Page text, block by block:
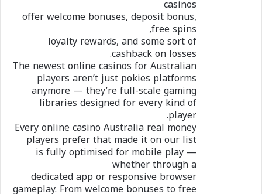
casinos
offer welcome bonuses, deposit bonus,
free spins,
loyalty rewards, and some sort of
cashback on losses.
The newest online casinos for Australian
players aren’t just pokies platforms
anymore — they’re full-scale gaming
libraries designed for every kind of
player.
Every online casino Australia real money
players prefer that made it on our list
is fully optimised for mobile play —
whether through a
dedicated app or responsive browser
gameplay. From welcome bonuses to free